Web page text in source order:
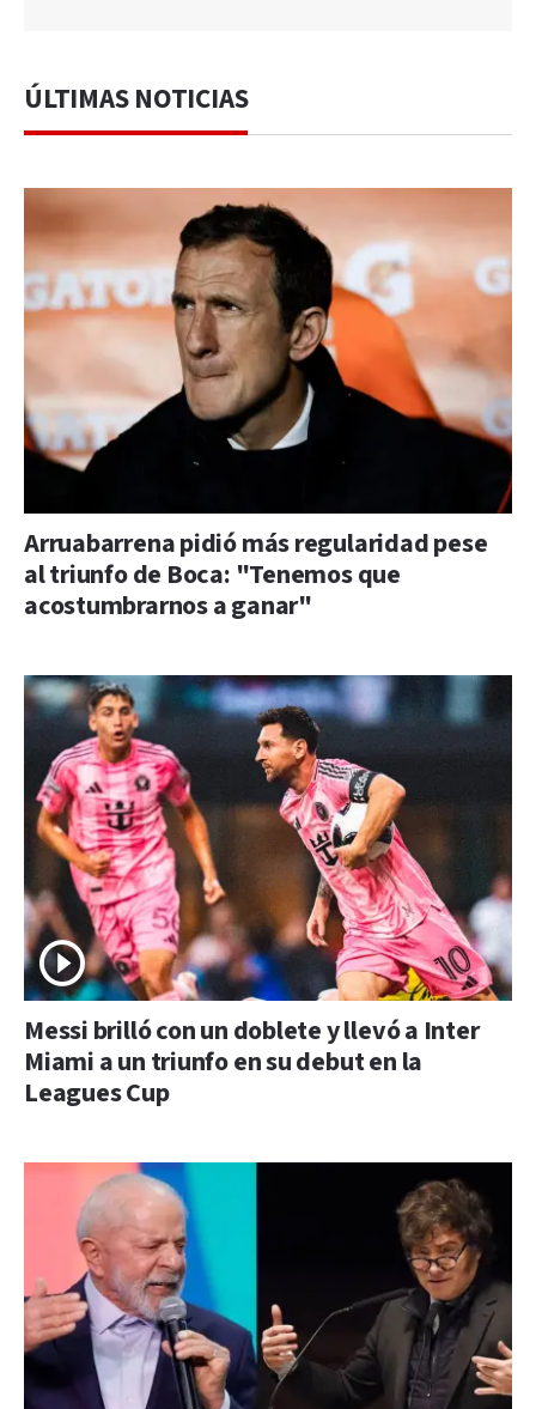
ÚLTIMAS NOTICIAS
Arruabarrena pidió más regularidad pese
al triunfo de Boca: "Tenemos que
acostumbrarnos a ganar"
Messi brilló con un doblete y llevó a Inter
Miami a un triunfo en su debut en la
Leagues Cup